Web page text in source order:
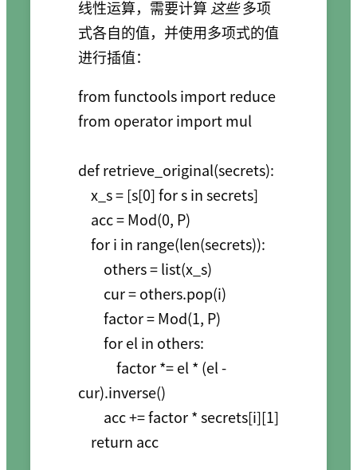
线性运算，需要计算 这些多项
式各自的值，并使用多项式的值
进行插值：
from functools import reduce
from operator import mul
def retrieve_original(secrets):
    x_s = [s[0] for s in secrets]
    acc = Mod(0, P)
    for i in range(len(secrets)):
        others = list(x_s)
        cur = others.pop(i)
        factor = Mod(1, P)
        for el in others:
            factor *= el * (el -
cur).inverse()
        acc += factor * secrets[i][1]